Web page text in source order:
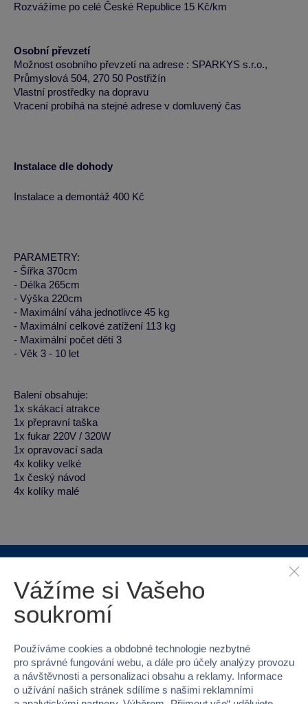
Rozvážíme po celé České Republice 15 Kč/km
Osobní převzetí
Možnost osobního převzetí na adrese : SPARKYS s.r.o.,
Průmyslová 504, 270 50 Postřižín
Vlastní prostředky na dopravu
Vracení probíhá na stejné adrese v domluvený čas
Instalace dle dohody
Instalace a demontáž 400 Kč
PARAMETRY:
- Šířka 370cm
- Délka 265cm
- Výška 220cm
- Maximální váha jednotlivce 45 kg
- Maximální celkové zatížení 113 kg
- Maximální počet dětí 3
- Věk 3 - 10 let
Balení obsahuje:
1x skákací atrakce
1x přepravní taška
1x fukar 220V / 320W
1x opravovací sada
4x kolíky velké
1x český návod
4x kolíky malé
Proč nakupovat ve Sparkys?
Nejširší sortiment na
40 kamenných
Vážíme si Vašeho
soukromí
Používáme cookies a obdobné technologie nezbytné
pro správné fungování webu, a dále pro účely analýzy provozu
a návštěvnosti a personalizaci obsahu a reklamy. Informace
o užívání našich stránek sdílíme s našimi reklamními